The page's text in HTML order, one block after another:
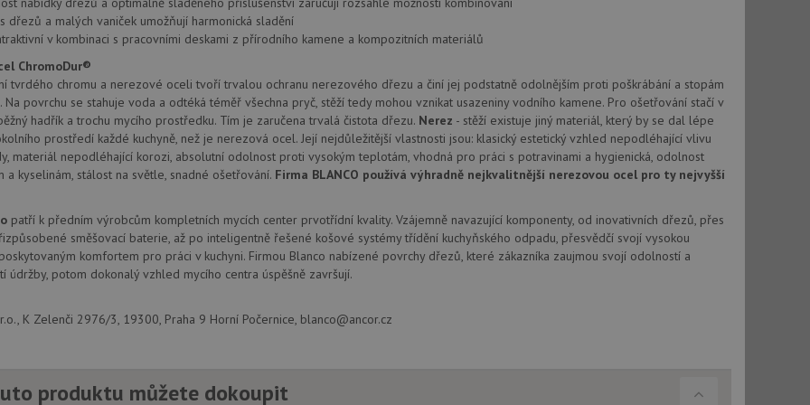
dřezů a malých vaniček umožňují harmonická sladění
v kombinaci s pracovními deskami z přírodního kamene a kompozitních materiálů
ChromoDur®
tvrdého chromu a nerezové oceli tvoří trvalou ochranu nerezového dřezu a činí jej podstatně odolnějším proti poškrábání a stopám
Na povrchu se stahuje voda a odtéká téměř všechna pryč, stěží tedy mohou vznikat usazeniny vodního kamene. Pro ošetřování stačí v
hadřík a trochu mycího prostředku. Tím je zaručena trvalá čistota dřezu. Nerez - stěží existuje jiný materiál, který by se dal lépe
prostředí každé kuchyně, než je nerezová ocel. Její nejdůležitější vlastnosti jsou: klasický estetický vzhled nepodléhající vlivu
materiál nepodléhající korozi, absolutní odolnost proti vysokým teplotám, vhodná pro práci s potravinami a hygienická, odolnost
a kyselinám, stálost na světle, snadné ošetřování. Firma BLANCO používá výhradně nejkvalitnější nerezovou ocel pro ty nejvyšší
patří k předním výrobcům kompletních mycích center prvotřídní kvality. Vzájemně navazující komponenty, od inovativních dřezů, přes
směšovací baterie, až po inteligentně řešené košové systémy třídění kuchyňského odpadu, přesvědčí svojí vysokou
komfortem pro práci v kuchyni. Firmou Blanco nabízené povrchy dřezů, které zákazníka zaujmou svojí odolností a
údržby, potom dokonalý vzhled mycího centra úspěšně završují.
K Zelenči 2976/3, 19300, Praha 9 Horní Počernice, blanco@ancor.cz
produktu můžete dokoupit
1
měsíc
Tento soubor cookie používá Google Analytics k zachování stavu relace.
.youtube.com
6 měsíců
Google LLC
1 rok
Tento soubor cookie nastavuje společnost Doubleclick a
mohl vidět před návštěvou uvedeného webu.
.seznam.cz
4 týdny 2
dny
Toto je velmi běžný název souboru cookie, ale pokud je
nalezen jako soubor cookie relace, bude pravděpodobně
použit jako pro správu stavu relace.
Google LLC
.doubleclick.net
15 minut
Tento soubor cookie nastavuje společnost DoubleClick
(kterou vlastní společnost Google), aby zjistila, zda prohlížeč
návštěvníka webu podporuje soubory cookie.
.youtube.com
prohlížeče
zobrazení vložených videí.
Google LLC
.drezy-
baterie.cz
3 měsíce
Tento soubor cookie nastavuje společnost Doubleclick a
provádí informace o tom, jak koncový uživatel používá
webové stránky a jakoukoli reklamu, kterou koncový uživatel
mohl vidět před návštěvou uvedeného webu.
.youtube.com
6 měsíců